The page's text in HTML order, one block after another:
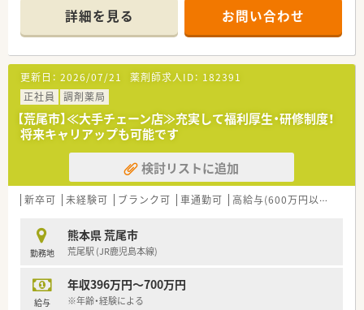
コミュニケーションを図っています。
■全国転勤がないエリア社員もありますので、地元で長く勤務す
る事も可能です。
（異動・転勤について）
①全国勤務社員：全店舗を対象とした異動が可能な社員
②エリア社員：限定した地区内での転居を伴う異動が可能な社員
③薬剤師職Ⅲ（ローカル社員）：転居を伴う異動がない社員から選
択可能です。
※①②は借上社宅が適用、③は住宅補助手当もございます。
＜休暇制度・福利厚生も充実です＞
■正社員であれば有給は入社時から付与。勤務年数に応じて最
大20日付与がございます。
■連続休暇制度、メモリアル休暇、サポート休暇、ボランティア
は約124日ございます。
■子育て支援も充実しており男女問わず子育てをしながら働く
方をサポートする様々な制度が整っています。
年生の修了まで取得可能です。
詳細を見る お問い合わせ
更新日： 2026/07/21 薬剤師求人ID： 182391
正社員
調剤薬局
【荒尾市】≪大手チェーン店≫充実して福利厚生・研修制度！
将来キャリアップも可能です
検討リストに追加
新卒可 未経験可 ブランク可 車通勤可 高給与(600万円以上)
勤務地
熊本県 荒尾市
荒尾駅 (JR鹿児島本線)
給与
年収396万円～700万円
※年齢・経験による